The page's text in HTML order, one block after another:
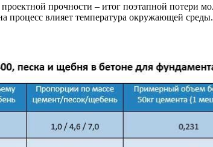
прочности – итог поэтапной потери
процесс влияет температура окружающей среды.